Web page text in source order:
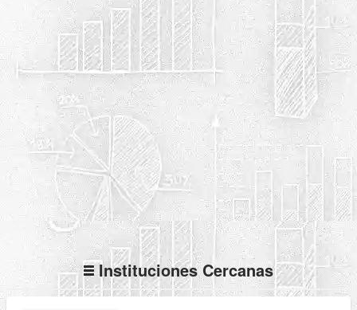
Instituciones Cercanas